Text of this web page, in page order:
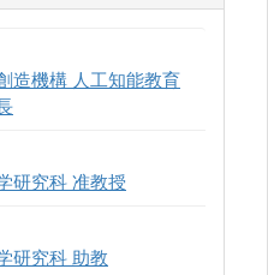
造機構 人工知能教育
研究科 准教授
研究科 助教